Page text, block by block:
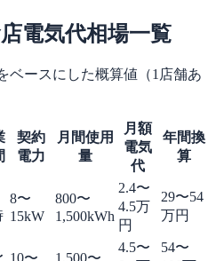
電気代相場一覧
ベースにした概算値（1店舗あ
契約
電力
月間使用
量
月額
電気
代
年間換
算
8〜
15kW
800〜
1,500kWh
2.4〜
4.5万
円
29〜54
万円
10〜
1,500〜
4.5〜
54〜